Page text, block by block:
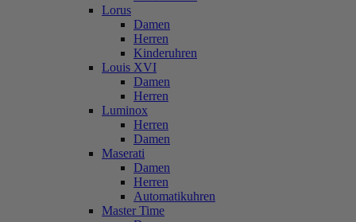
Lorus
Damen
Herren
Kinderuhren
Louis XVI
Damen
Herren
Luminox
Herren
Damen
Maserati
Damen
Herren
Automatikuhren
Master Time